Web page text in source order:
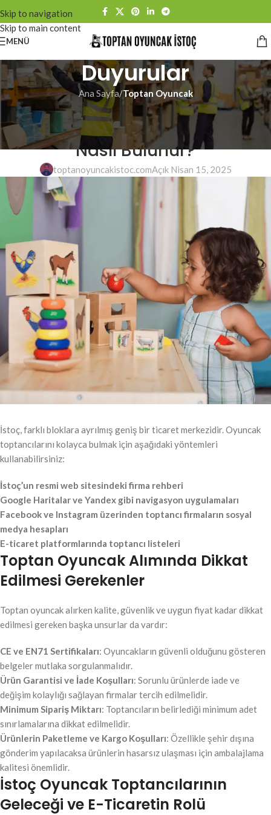
Skip to navigation
Skip to main content
MENÜ
Duyurular
Ana Sayfa/Toptan Oyuncak
TOPTAN OYUNCAK
İstoç’ta Oyuncak Toptancısı
Nasıl Bulunur?
toptanoyuncakistoc.comAçık Nisan 15, 2025
İstoç, farklı bloklara ayrılmış geniş bir ticaret merkezidir. Oyuncak
toptancılarını kolayca bulmak için aşağıdaki yöntemleri
kullanabilirsiniz:
İstoç’un resmi web sitesindeki firma rehberi
Google Haritalar ve Yandex gibi navigasyon uygulamaları
Facebook ve Instagram üzerinden toptancı firmaların sosyal
medya hesapları
E-ticaret platformlarında toptancı listeleri
Toptan Oyuncak Alımında Dikkat
Edilmesi Gerekenler
Toptan oyuncak alırken kalite, güvenlik ve uygun fiyat kadar dikkat
edilmesi gereken başka unsurlar da vardır:
CE ve EN71 Sertifikaları: Oyuncakların güvenli olduğunu gösteren
belgeler mutlaka sorgulanmalıdır.
Ürün Garantisi ve İade Koşulları: Sorunlu ürünlerde iade ve
değişim kolaylığı sağlayan firmalar tercih edilmelidir.
Minimum Sipariş Miktarı: Toptancıların belirlediği minimum adet
sınırlamalarına dikkat edilmelidir.
Ürünlerin Paketleme ve Kargo Koşulları: Özellikle şehir dışına
gönderim yapılacaksa ürünlerin hasarsız ulaşması için ambalajlama
kalitesi önemlidir.
İstoç Oyuncak Toptancılarının
Geleceği ve E-Ticaretin Rolü